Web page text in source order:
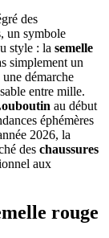
des
un symbole
style : la semelle
simplement un
une démarche
entre mille.
au début
éphémères
2026, la
des chaussures
aux
rouge